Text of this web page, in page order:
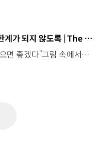
이동의 제약이 세상의 한계가 되지 않도록 | The Moving Room
“이 방이 통째로 움직였으면 좋겠다”그림 속에서만 그리던 여행이 현실이 되기까지 기아 PV5 WAV는 필요한 의료 장비를 싣고가족과 한 공간에서 함께 떠날 수 있도록이동의 경험을 다시 설계했습니다. 같은 풍경을 보고, 같은 순간을 나누는 일현대자동차그룹은 모두를 위한 이동을 만들어갑니다. #현대자동차그룹 #TheMovingRoom #PV5 #기아 #목적기반모빌리티 #PV5WAV #PBV